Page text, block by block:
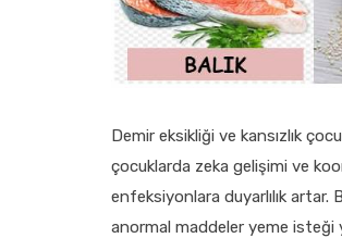
Demir eksikliği ve kansızlık
çocuklarda zeka gelişimi ve
enfeksiyonlara duyarlılık artar.
anormal maddeler yeme isteği